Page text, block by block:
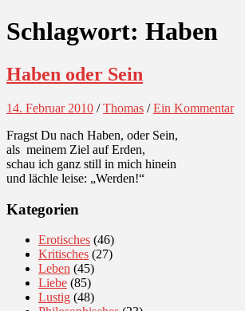
Schlagwort: Haben
Haben oder Sein
14. Februar 2010 /Thomas /Ein Kommentar
Fragst Du nach Haben, oder Sein,
als meinem Ziel auf Erden,
schau ich ganz still in mich hinein
und lächle leise: „Werden!“
Kategorien
Erotisches (46)
Kritisches (27)
Leben (45)
Liebe (85)
Lustig (48)